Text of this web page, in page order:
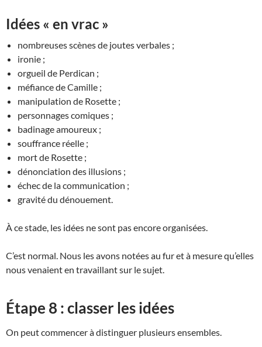
Idées « en vrac »
nombreuses scènes de joutes verbales ;
ironie ;
orgueil de Perdican ;
méfiance de Camille ;
manipulation de Rosette ;
personnages comiques ;
badinage amoureux ;
souffrance réelle ;
mort de Rosette ;
dénonciation des illusions ;
échec de la communication ;
gravité du dénouement.
À ce stade, les idées ne sont pas encore organisées.
C’est normal. Nous les avons notées au fur et à mesure qu’elles
nous venaient en travaillant sur le sujet.
Étape 8 : classer les idées
On peut commencer à distinguer plusieurs ensembles.